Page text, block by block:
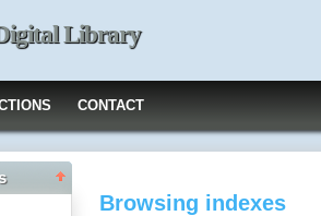
Library
CONTACT
Browsing indexes